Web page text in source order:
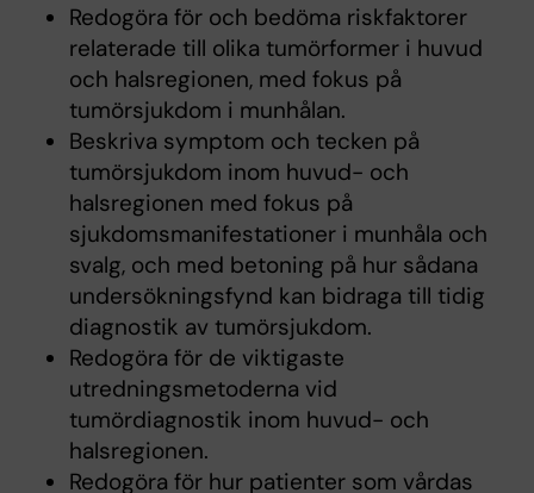
Redogöra för och bedöma riskfaktorer
relaterade till olika tumörformer i huvud
och halsregionen, med fokus på
tumörsjukdom i munhålan.
Beskriva symptom och tecken på
tumörsjukdom inom huvud- och
halsregionen med fokus på
sjukdomsmanifestationer i munhåla och
svalg, och med betoning på hur sådana
undersökningsfynd kan bidraga till tidig
diagnostik av tumörsjukdom.
Redogöra för de viktigaste
utredningsmetoderna vid
tumördiagnostik inom huvud- och
halsregionen.
Redogöra för hur patienter som vårdas